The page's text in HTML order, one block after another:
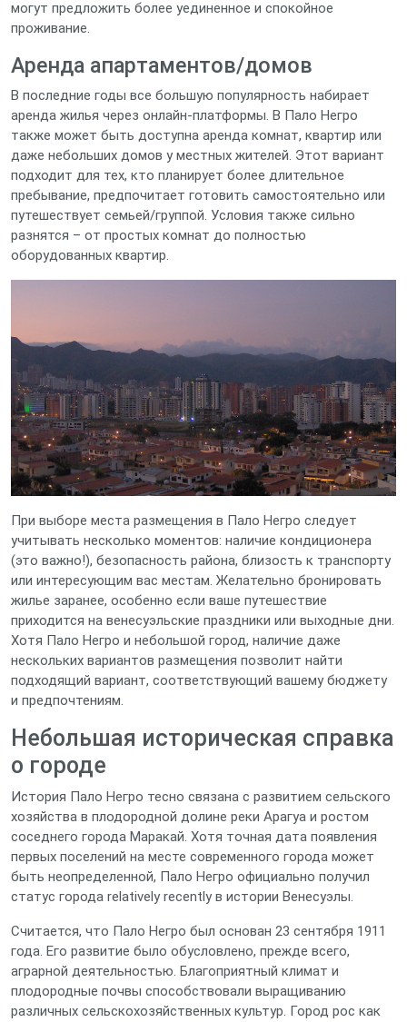
могут предложить более уединенное и спокойное
проживание.
Аренда апартаментов/домов
В последние годы все большую популярность набирает
аренда жилья через онлайн-платформы. В Пало Негро
также может быть доступна аренда комнат, квартир или
даже небольших домов у местных жителей. Этот вариант
подходит для тех, кто планирует более длительное
пребывание, предпочитает готовить самостоятельно или
путешествует семьей/группой. Условия также сильно
разнятся – от простых комнат до полностью
оборудованных квартир.
При выборе места размещения в Пало Негро следует
учитывать несколько моментов: наличие кондиционера
(это важно!), безопасность района, близость к транспорту
или интересующим вас местам. Желательно бронировать
жилье заранее, особенно если ваше путешествие
приходится на венесуэльские праздники или выходные дни.
Хотя Пало Негро и небольшой город, наличие даже
нескольких вариантов размещения позволит найти
подходящий вариант, соответствующий вашему бюджету
и предпочтениям.
Небольшая историческая справка
о городе
История Пало Негро тесно связана с развитием сельского
хозяйства в плодородной долине реки Арагуа и ростом
соседнего города Маракай. Хотя точная дата появления
первых поселений на месте современного города может
быть неопределенной, Пало Негро официально получил
статус города relatively recently в истории Венесуэлы.
Считается, что Пало Негро был основан 23 сентября 1911
года. Его развитие было обусловлено, прежде всего,
аграрной деятельностью. Благоприятный климат и
плодородные почвы способствовали выращиванию
различных сельскохозяйственных культур. Город рос как